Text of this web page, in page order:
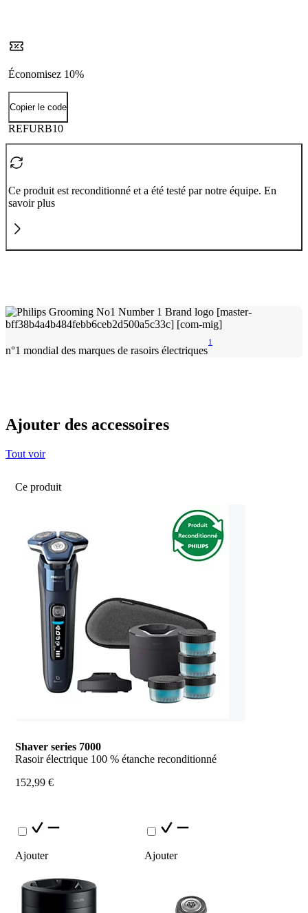
Économisez 10%
Copier le code
REFURB10
Ce produit est reconditionné et a été testé par notre équipe. En
savoir plus
n°1 mondial des marques de rasoirs électriques
1
Ajouter des accessoires
Tout voir
Ce produit
Shaver series 7000
Rasoir électrique 100 % étanche reconditionné
152,99 €
Ajouter Ajouter